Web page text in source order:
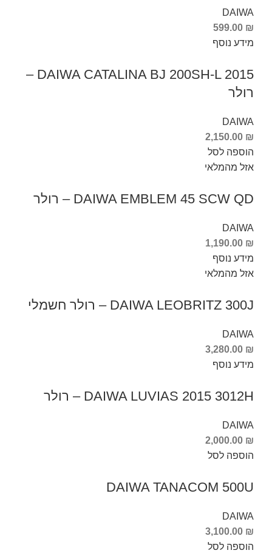
DAIWA
599.00 ₪
מידע נוסף
DAIWA CATALINA BJ 200SH-L 2015 –
רולר
DAIWA
2,150.00 ₪
הוספה לסל
אזל מהמלאי
DAIWA EMBLEM 45 SCW QD – רולר
DAIWA
1,190.00 ₪
מידע נוסף
אזל מהמלאי
DAIWA LEOBRITZ 300J – רולר חשמלי
DAIWA
3,280.00 ₪
מידע נוסף
DAIWA LUVIAS 2015 3012H – רולר
DAIWA
2,000.00 ₪
הוספה לסל
DAIWA TANACOM 500U
DAIWA
3,100.00 ₪
הוספה לסל